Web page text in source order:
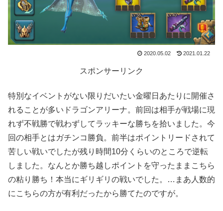
2020.05.02 2021.01.22
スポンサーリンク
特別なイベントがない限りだいたい金曜日あたりに開催さ
れることが多いドラゴンアリーナ。前回は相手が戦場に現
れず不戦勝で戦わずしてラッキーな勝ちを拾いました。今
回の相手とはガチンコ勝負。前半はポイントリードされて
苦しい戦いでしたが残り時間10分くらいのところで逆転
しました。なんとか勝ち越しポイントを守ったままこちら
の粘り勝ち！本当にギリギリの戦いでした。…まあ人数的
にこちらの方が有利だったから勝てたのですが。